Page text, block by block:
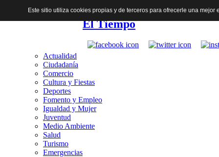
El Tiempo
Actualidad
Ciudadanía
Comercio
Cultura y Fiestas
Deportes
Fomento y Empleo
Igualdad y Mujer
Juventud
Medio Ambiente
Salud
Turismo
Emergencias
Este sitio utiliza cookies propias y de terceros para ofrecerle una